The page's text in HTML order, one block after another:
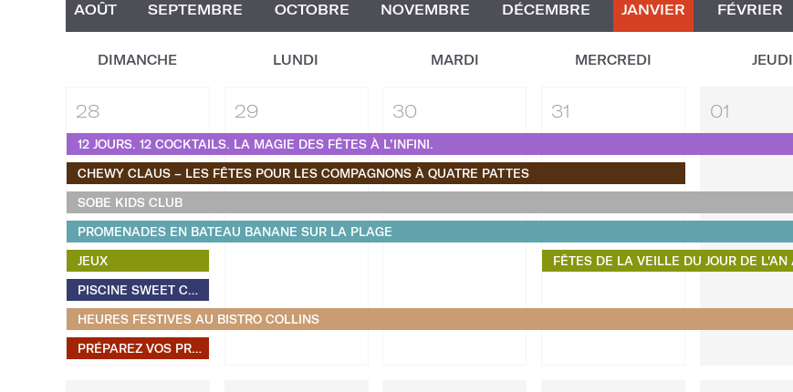
AOÛT SEPTEMBRE OCTOBRE NOVEMBRE DÉCEMBRE JANVIER FÉVRIER
DIMANCHE LUNDI MARDI MERCREDI JEUDI
28
12 JOURS. 12 COCKTAILS. LA MAGIE DES FÊTES À L’INFINI.
CHEWY CLAUS – LES FÊTES POUR LES COMPAGNONS À QUATRE PATTES
SOBE KIDS CLUB
PROMENADES EN BATEAU BANANE SUR LA PLAGE
JEUX
PISCINE SWEET CORNER
HEURES FESTIVES AU BISTRO COLLINS
PRÉPAREZ VOS PROPRES S'MORES
29 30 31 01